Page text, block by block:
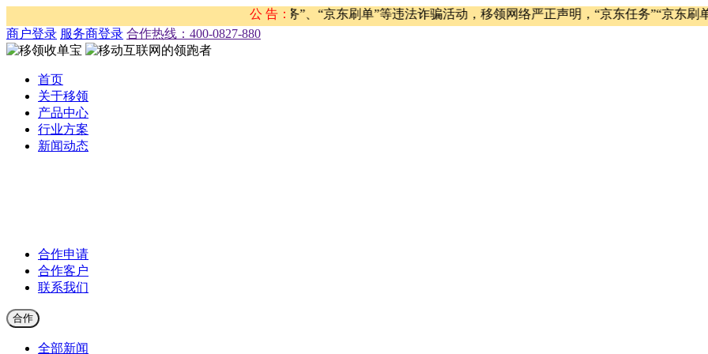
公 告：
有不法分子盗用移领网络名义开展“京东任务”、“京东刷单”等违法诈骗活动，移领网络严正声明，“京东任务”“京东刷
商户登录 服务商登录 合作热线：‭400-0827-880
首页
关于移领
产品中心
行业方案
新闻动态
合作申请
合作客户
联系我们
合作
全部新闻